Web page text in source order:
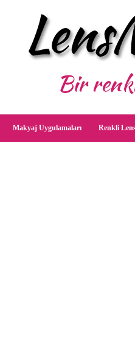
Makyaj Uygulamaları Renkli